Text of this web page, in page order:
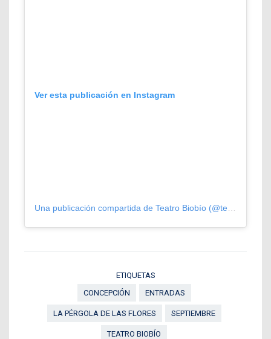
Ver esta publicación en Instagram
Una publicación compartida de Teatro Biobío (@teatrobiobio)
ETIQUETAS
CONCEPCIÓN
ENTRADAS
LA PÉRGOLA DE LAS FLORES SEPTIEMBRE
TEATRO BIOBÍO